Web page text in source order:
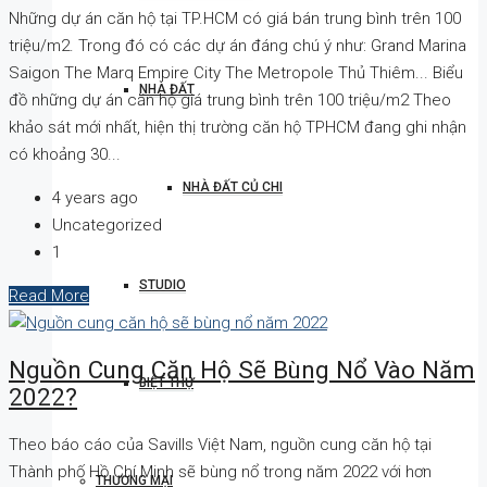
NHÀ ĐẤT
NHÀ ĐẤT CỦ CHI
STUDIO
BIỆT THỰ
THƯƠNG MẠI
Những dự án căn hộ tại TP.HCM có giá bán trung bình trên 100
triệu/m2. Trong đó có các dự án đáng chú ý như: Grand Marina
Saigon The Marq Empire City The Metropole Thủ Thiêm... Biểu
đồ những dự án căn hộ giá trung bình trên 100 triệu/m2 Theo
khảo sát mới nhất, hiện thị trường căn hộ TPHCM đang ghi nhận
có khoảng 30...
4 years ago
Uncategorized
1
Read More
Nguồn Cung Căn Hộ Sẽ Bùng Nổ Vào Năm
2022?
Theo báo cáo của Savills Việt Nam, nguồn cung căn hộ tại
Thành phố Hồ Chí Minh sẽ bùng nổ trong năm 2022 với hơn